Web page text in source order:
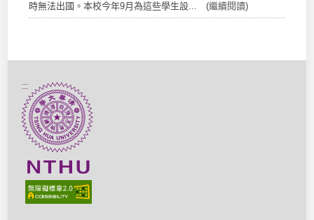
時無法出國。本校今年9月為這些學生設... (繼續閱讀)
:::